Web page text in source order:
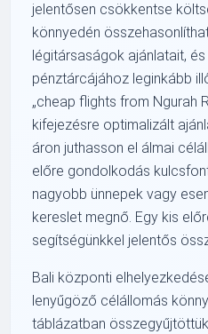
jelentősen csökkentse
könnyedén
légitársaságok ajánlatait,
pénztárcájához leginkább
„cheap flights from Ngurah
kifejezésre optimalizált
áron juthasson el álmai
előre gondolkodás
nagyobb ünnepek vagy
kereslet megnő. Egy kis
segítségünkkel jelentős
Bali központi
lenyűgöző célállomás
táblázatban